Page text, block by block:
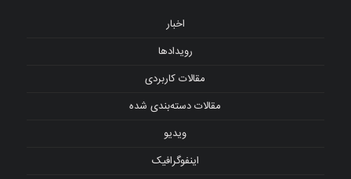
اخبار
رویدادها
مقالات کاربردی
مقالات دسته‌بندی شده
ویدیو
اینفوگرافیک